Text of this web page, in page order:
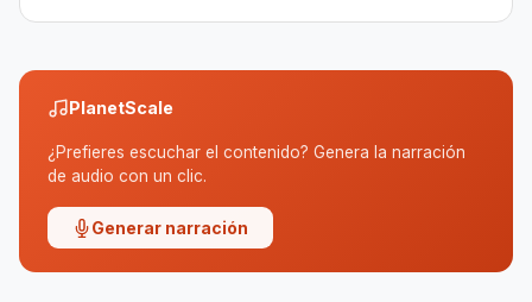
PlanetScale
¿Prefieres escuchar el contenido? Genera la narración
de audio con un clic.
Generar narración